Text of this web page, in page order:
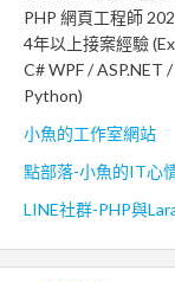
PHP 網頁工程師
4年以上接案經驗
C# WPF / ASP.NET
Python)
小魚的工作室網站
點部落-小魚的IT心
LINE社群-PHP與